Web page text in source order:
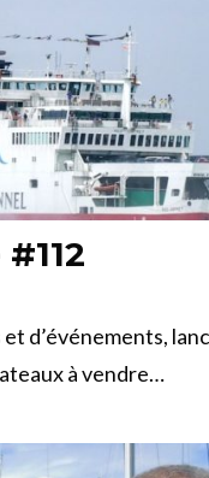
d’événements,
à vendre…